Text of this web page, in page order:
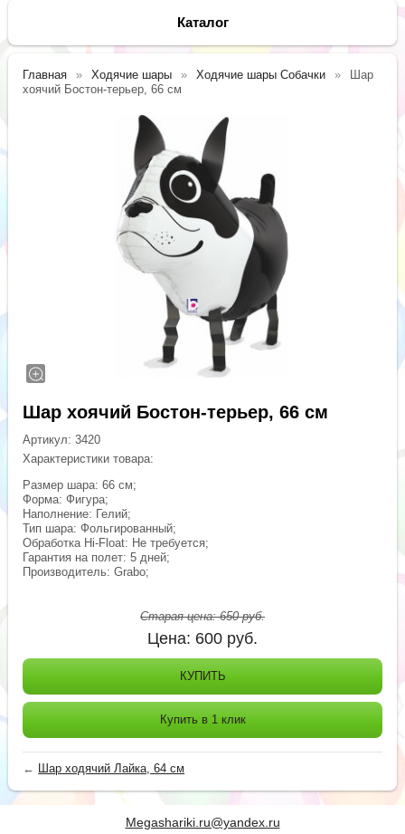
Каталог
Главная Ходячие шары Ходячие шары Собачки
Шар
хоячий Бостон-терьер, 66 см
Шар хоячий Бостон-терьер, 66 см
Артикул:3420
Характеристики товара:
Размер шара: 66 см;
Форма: Фигура;
Наполнение: Гелий;
Тип шара: Фольгированный;
Обработка Hi-Float: Не требуется;
Гарантия на полет: 5 дней;
Производитель: Grabo;
Старая цена:650руб.
Цена: 600 руб.
КУПИТЬ
Купить в 1 клик
← Шар ходячий Лайка, 64 см
Megashariki.ru@yandex.ru